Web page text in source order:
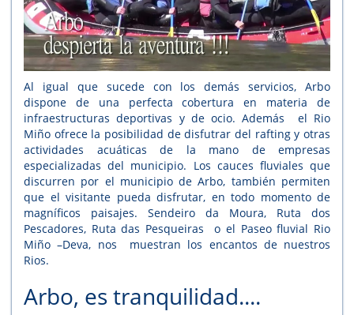
Al igual que sucede con los demás servicios, Arbo
dispone de una perfecta cobertura en materia de
infraestructuras deportivas y de ocio. Además el Rio
Miño ofrece la posibilidad de disfutrar del rafting y otras
actividades acuáticas de la mano de empresas
especializadas del municipio. Los cauces fluviales que
discurren por el municipio de Arbo, también permiten
que el visitante pueda disfrutar, en todo momento de
magníficos paisajes. Sendeiro da Moura, Ruta dos
Pescadores, Ruta das Pesqueiras o el Paseo fluvial Rio
Miño –Deva, nos muestran los encantos de nuestros
Rios.
Arbo, es tranquilidad....